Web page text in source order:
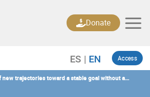
Access
Donate
new trajectories toward a stable goal without a